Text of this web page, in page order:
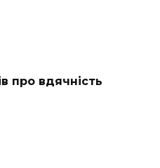
про вдячність